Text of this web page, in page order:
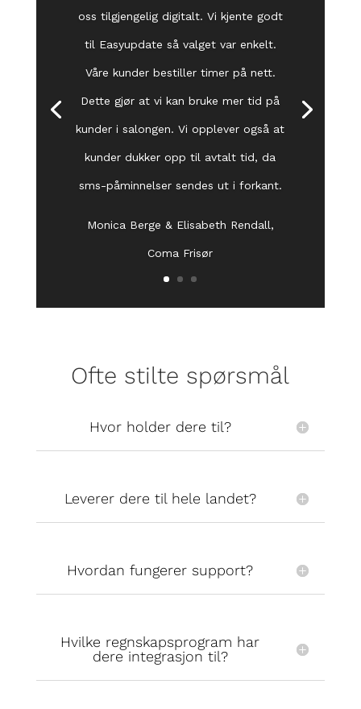
oss tilgjengelig digitalt. Vi kjente godt
til Easyupdate så valget var enkelt.
Våre kunder bestiller timer på nett.
Dette gjør at vi kan bruke mer tid på
kunder i salongen. Vi opplever også at
kunder dukker opp til avtalt tid, da
sms-påminnelser sendes ut i forkant.
Monica Berge & Elisabeth Rendall,
Coma Frisør
Ofte stilte spørsmål
Hvor holder dere til?
Leverer dere til hele landet?
Hvordan fungerer support?
Hvilke regnskapsprogram har
dere integrasjon til?